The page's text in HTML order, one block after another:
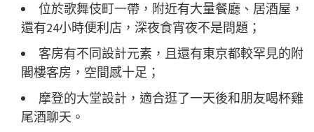
位於歌舞伎町一帶，附近有大量餐廳、居酒屋，
還有24小時便利店，深夜食宵夜不是問題；
客房有不同設計元素，且還有東京都較罕見的附
閣樓客房，空間感十足；
摩登的大堂設計，適合逛了一天後和朋友喝杯雞
尾酒聊天。